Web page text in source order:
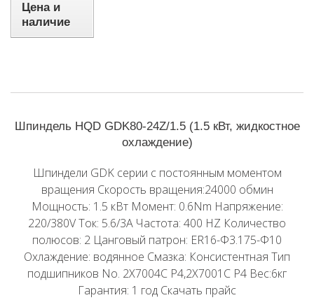
Цена и
наличие
Шпиндель HQD GDK80-24Z/1.5 (1.5 кВт, жидкостное
охлаждение)
Шпиндели GDK серии с постоянным моментом
вращения Скорость вращения:24000 обмин
Мощность: 1.5 кВт Момент: 0.6Nm Напряжение:
220/380V Ток: 5.6/3A Частота: 400 HZ Количество
полюсов: 2 Цанговый патрон: ER16-Φ3.175-Φ10
Охлаждение: водянное Смазка: Консистентная Тип
подшипников No. 2X7004C P4,2X7001C P4 Вес:6кг
Гарантия: 1 год Скачать прайс